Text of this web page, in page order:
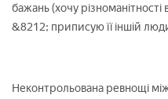
бажань (хочу
&8212; приписую її іншій
Неконтрольована ревнощі